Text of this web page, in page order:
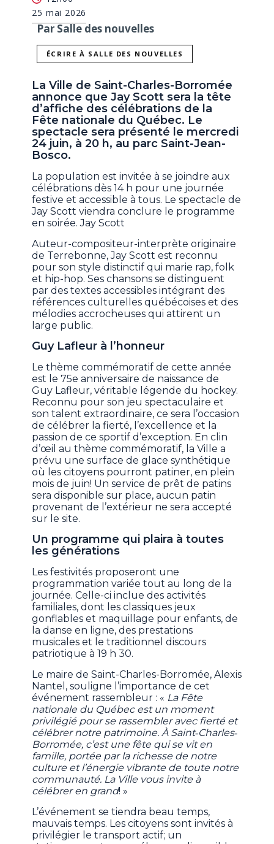
25 mai 2026
Par Salle des nouvelles
ÉCRIRE À SALLE DES NOUVELLES
La Ville de Saint-Charles-Borromée
annonce que Jay Scott sera la tête
d’affiche des célébrations de la
Fête nationale du Québec. Le
spectacle sera présenté le mercredi
24 juin, à 20 h, au parc Saint-Jean-
Bosco.
La population est invitée à se joindre aux
célébrations dès 14 h pour une journée
festive et accessible à tous. Le spectacle de
Jay Scott viendra conclure le programme
en soirée. Jay Scott
Auteur-compositeur-interprète originaire
de Terrebonne, Jay Scott est reconnu
pour son style distinctif qui marie rap, folk
et hip-hop. Ses chansons se distinguent
par des textes accessibles intégrant des
références culturelles québécoises et des
mélodies accrocheuses qui attirent un
large public.
Guy Lafleur à l’honneur
Le thème commémoratif de cette année
est le 75e anniversaire de naissance de
Guy Lafleur, véritable légende du hockey.
Reconnu pour son jeu spectaculaire et
son talent extraordinaire, ce sera l’occasion
de célébrer la fierté, l’excellence et la
passion de ce sportif d’exception. En clin
d’œil au thème commémoratif, la Ville a
prévu une surface de glace synthétique
où les citoyens pourront patiner, en plein
mois de juin! Un service de prêt de patins
sera disponible sur place, aucun patin
provenant de l’extérieur ne sera accepté
sur le site.
Un programme qui plaira à toutes
les générations
Les festivités proposeront une
programmation variée tout au long de la
journée. Celle-ci inclue des activités
familiales, dont les classiques jeux
gonflables et maquillage pour enfants, de
la danse en ligne, des prestations
musicales et le traditionnel discours
patriotique à 19 h 30.
Le maire de Saint-Charles-Borromée, Alexis
Nantel, souligne l’importance de cet
événement rassembleur : « La Fête
nationale du Québec est un moment
privilégié pour se rassembler avec fierté et
célébrer notre patrimoine. À Saint‐Charles‐
Borromée, c’est une fête qui se vit en
famille, portée par la richesse de notre
culture et l’énergie vibrante de toute notre
communauté. La Ville vous invite à
célébrer en grand! »
L’événement se tiendra beau temps,
mauvais temps. Les citoyens sont invités à
privilégier le transport actif; un